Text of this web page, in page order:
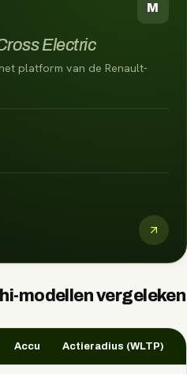
M
Electric
platform van de Renault-
-modellen vergeleken
Accu Actieradius (WLTP)